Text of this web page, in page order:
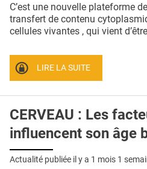
PUBLICITÉ
CONTACT
C’est une nouvelle plateforme
transfert de contenu
cellules vivantes , qui vient
LIRE LA SUITE
CERVEAU : Les
influencent son âge
Actualité publiée il y a 1 mois 1